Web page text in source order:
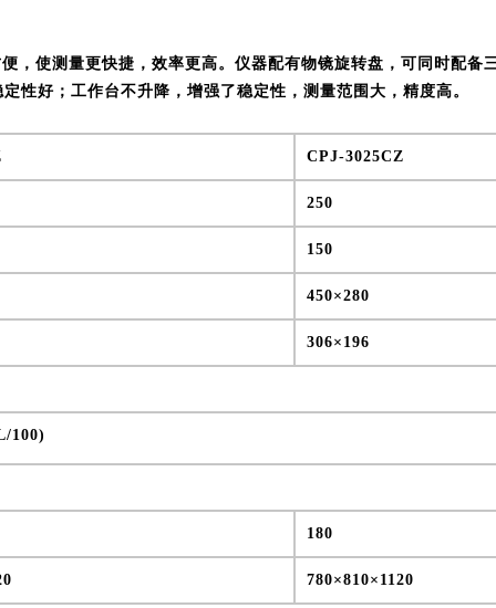
，使测量更快捷，效率更高。仪器配有物镜旋转盘，可同时配备
性好；工作台不升降，增强了稳定性，测量范围大，精度高。
CPJ-3025CZ
250
150
450×280
306×196
100)
180
780×810×1120